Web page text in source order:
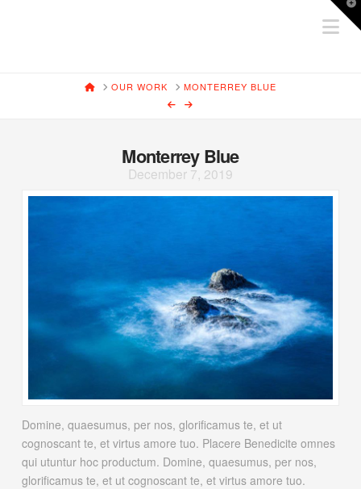
HOMEOUR WORK MONTERREY BLUE
Monterrey Blue
December 7, 2019
Domine, quaesumus, per nos, glorificamus te, et ut
cognoscant te, et virtus amore tuo. Placere Benedicite omnes
qui utuntur hoc productum. Domine, quaesumus, per nos,
glorificamus te, et ut cognoscant te, et virtus amore tuo.